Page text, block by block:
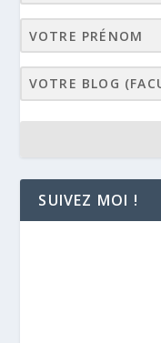
SUIVEZ MOI !